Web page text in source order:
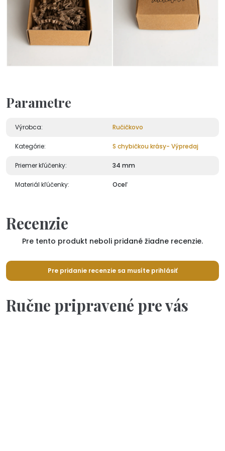
Parametre
Výrobca: Ručičkovo
Kategórie: S chybičkou krásy- Výpredaj
Priemer kľúčenky: 34 mm
Materiál kľúčenky: Oceľ
Recenzie
Pre tento produkt neboli pridané žiadne recenzie.
Pre pridanie recenzie sa musíte prihlásiť
Ručne pripravené pre vás